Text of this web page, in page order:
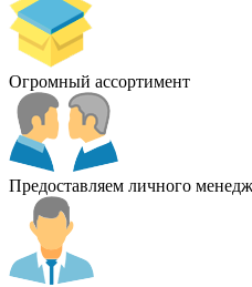
Огромный ассортимент
Предоставляем личного